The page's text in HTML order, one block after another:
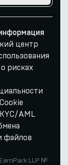
центр
рисках
AML
файлов
LLP №